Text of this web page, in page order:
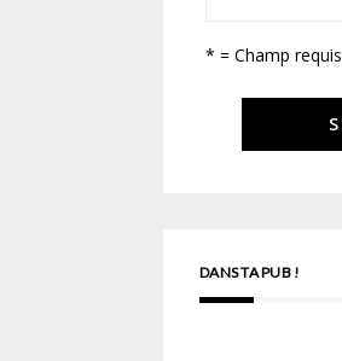
* = Champ requis
DANS TA PUB !